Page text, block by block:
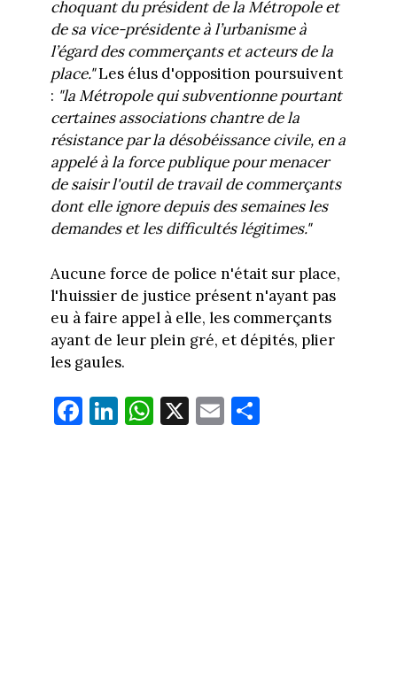
choquant du président de la Métropole et
de sa vice-présidente à l’urbanisme à
l’égard des commerçants et acteurs de la
place."Les élus d'opposition poursuivent
: "la Métropole qui subventionne pourtant
certaines associations chantre de la
résistance par la désobéissance civile, en a
appelé à la force publique pour menacer
de saisir l'outil de travail de commerçants
dont elle ignore depuis des semaines les
demandes et les difficultés légitimes."
Aucune force de police n'était sur place,
l'huissier de justice présent n'ayant pas
eu à faire appel à elle, les commerçants
ayant de leur plein gré, et dépités, plier
les gaules.
Fa
ce
Li
nk
W
ha
X E
m
Pa